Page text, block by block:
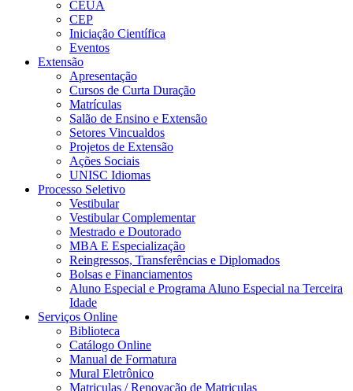
CEUA
CEP
Iniciação Científica
Eventos
Extensão
Apresentação
Cursos de Curta Duração
Matrículas
Salão de Ensino e Extensão
Setores Vincualdos
Projetos de Extensão
Ações Sociais
UNISC Idiomas
Processo Seletivo
Vestibular
Vestibular Complementar
Mestrado e Doutorado
MBA E Especialização
Reingressos, Transferências e Diplomados
Bolsas e Financiamentos
Aluno Especial e Programa Aluno Especial na Terceira
Idade
Serviços Online
Biblioteca
Catálogo Online
Manual de Formatura
Mural Eletrônico
Matriculas / Renovação de Matriculas